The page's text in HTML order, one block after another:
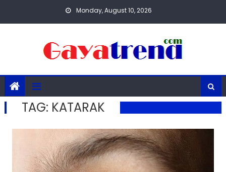
Monday, August 10, 2026
TAG: KATARAK